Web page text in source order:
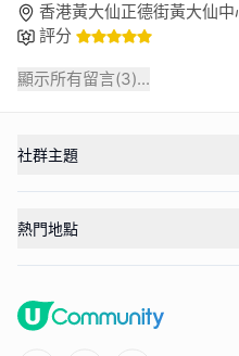
香港黃大仙正德街黃大仙
評分
顯示所有留言(3)...
社群主題
熱門地點